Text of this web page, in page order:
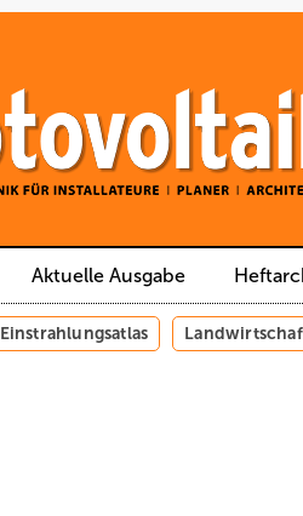
Aktuelle Ausgabe
Einstrahlungsatlas